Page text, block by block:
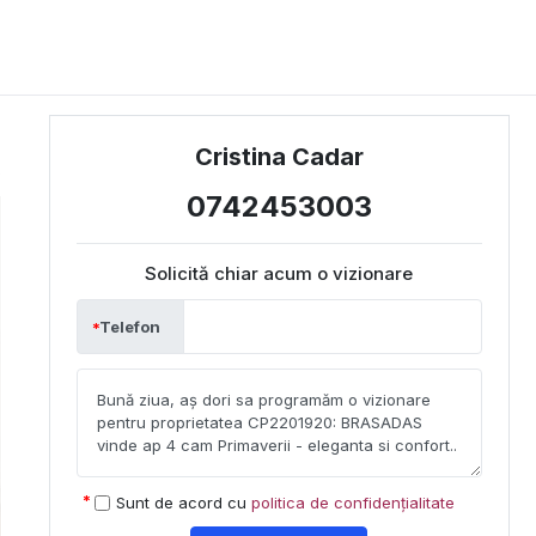
Cristina Cadar
0742453003
Solicită chiar acum o vizionare
Telefon
Sunt de acord cu politica de confidențialitate